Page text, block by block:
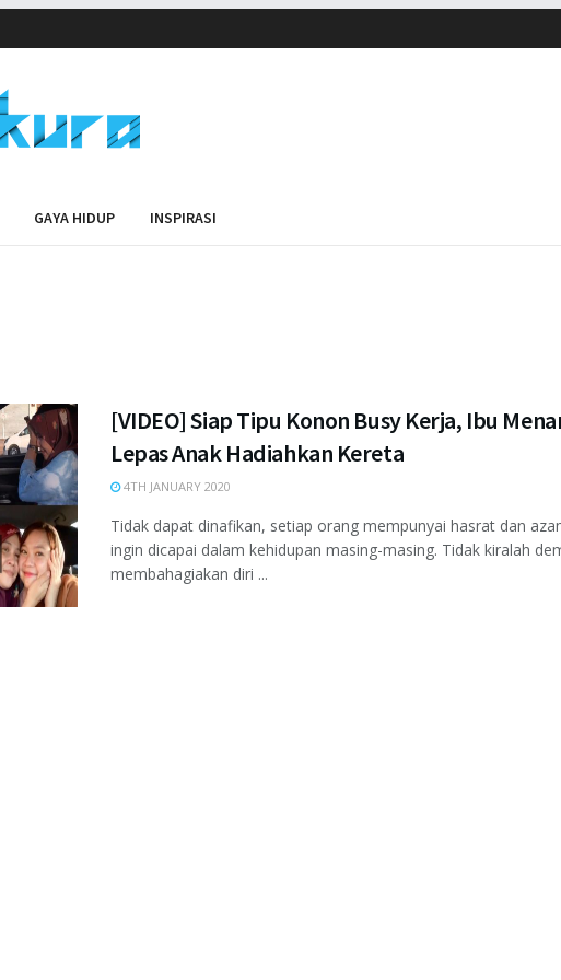
GAYA HIDUP INSPIRASI
[VIDEO] Siap Tipu Konon Busy Kerja, Ibu
Lepas Anak Hadiahkan Kereta
4TH JANUARY 2020
Tidak dapat dinafikan, setiap orang mempunyai hasrat dan
ingin dicapai dalam kehidupan masing-masing. Tidak kiralah
membahagiakan diri ...